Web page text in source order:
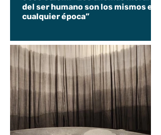
del ser humano son los mismos en
cualquier época”